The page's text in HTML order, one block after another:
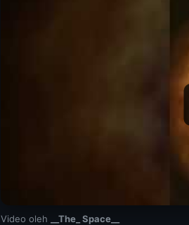
Video oleh __The_ Space__